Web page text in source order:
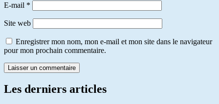
E-mail *
Site web
Enregistrer mon nom, mon e-mail et mon site dans le navigateur
pour mon prochain commentaire.
Les derniers articles